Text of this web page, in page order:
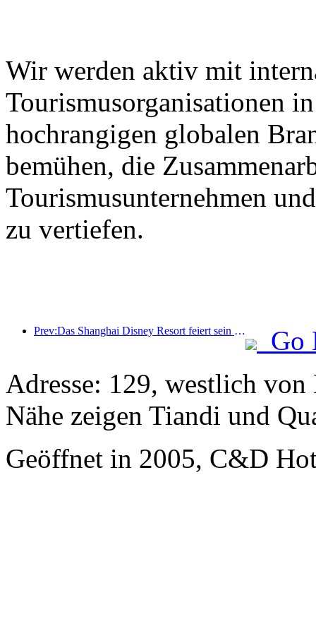
Wir werden aktiv mit
Tourismusorganisationen
hochrangigen globalen
bemühen, die
Tourismusunternehmen
zu vertiefen.
Prev:Das Shanghai Disney Resort feiert sein 10-jähriges Bestehen und hat bis heute über 100 Millionen Besucher empfangen.
Go
Adresse: 129, westlich
Nähe zeigen Tiandi und
Geöffnet in 2005, C&D